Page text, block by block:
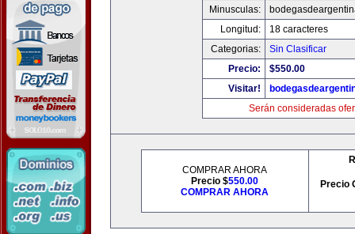
Minusculas:
Longitud:
18 caracteres
Categorias:
Sin Clasificar
Precio:
$550.00
Visitar!
Serán consideradas
COMPRAR AHORA
Precio $550.00
COMPRAR AHORA
Precio